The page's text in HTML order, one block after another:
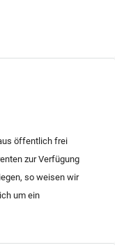
öffentlich frei
zur Verfügung
so weisen wir
um ein